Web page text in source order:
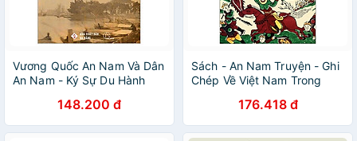
Vương Quốc An Nam Và Dân
An Nam - Ký Sự Du Hành
148.200 đ
Sách - An Nam Truyện - Ghi
Chép Về Việt Nam Trong
Châu Hải Đường - NXB Hội
Nhà Văn - Tao Đàn
176.418 đ